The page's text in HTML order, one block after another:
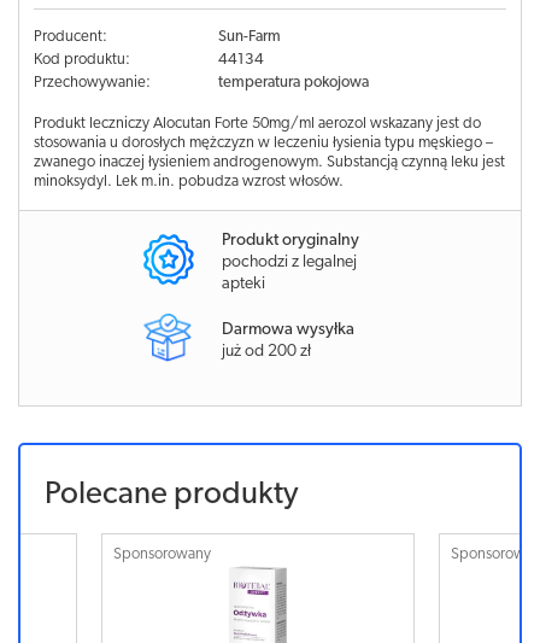
Producent:
Sun-Farm
Kod produktu:
44134
Przechowywanie:
temperatura pokojowa
Produkt leczniczy Alocutan Forte 50mg/ml aerozol wskazany jest do
stosowania u dorosłych mężczyzn w leczeniu łysienia typu męskiego –
zwanego inaczej łysieniem androgenowym. Substancją czynną leku jest
minoksydyl. Lek m.in. pobudza wzrost włosów.
Produkt oryginalny
pochodzi z legalnej
apteki
Darmowa wysyłka
już od 200 zł
Polecane produkty
Sponsorowany